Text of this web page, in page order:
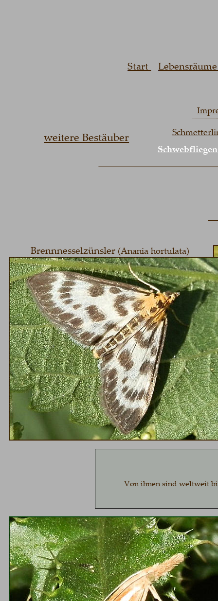
Brennnesselzünsler (Anania hortulata)
Von ihnen sind weltweit
Start
weitere Bestäuber